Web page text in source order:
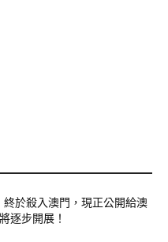
終於殺入澳門，現正公開給澳
逐步開展！